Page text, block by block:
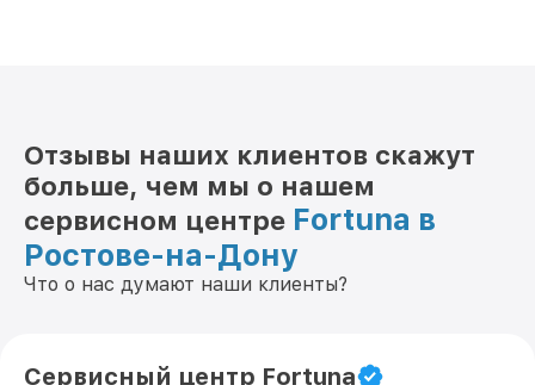
Отзывы наших клиентов скажут
больше, чем мы о нашем
сервисном центре Fortuna в
Ростове-на-Дону
Что о нас думают наши клиенты?
Сервисный центр Fortuna